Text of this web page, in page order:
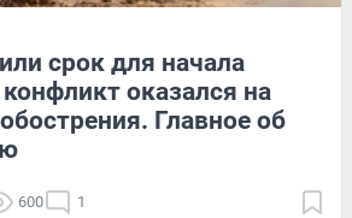
срок для начала
оказался на
Главное об
600 1